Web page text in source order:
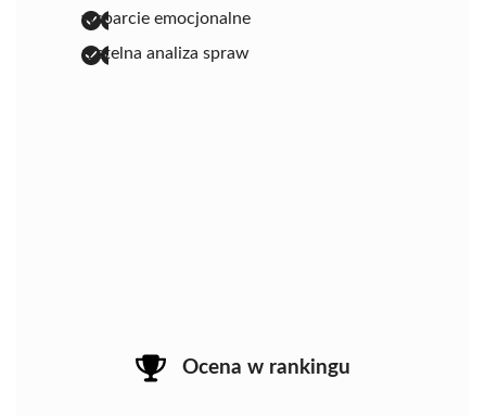
wsparcie emocjonalne
rzetelna analiza spraw
Ocena w rankingu